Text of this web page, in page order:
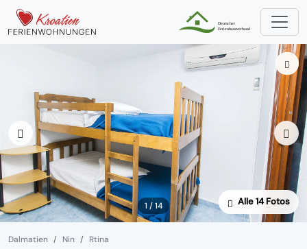
1 / 14 Alle 14 Fotos
Dalmatien Nin Rtina